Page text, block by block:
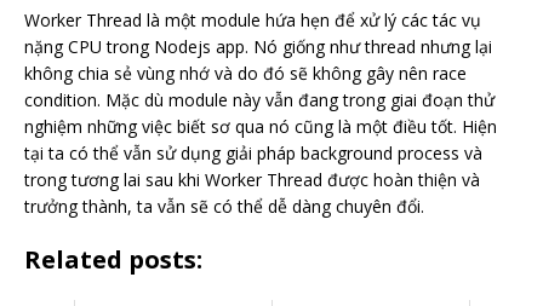
Worker Thread là một module hứa hẹn để xử lý các tác vụ
nặng CPU trong Nodejs app. Nó giống như thread nhưng lại
không chia sẻ vùng nhớ và do đó sẽ không gây nên race
condition. Mặc dù module này vẫn đang trong giai đoạn thử
nghiệm những việc biết sơ qua nó cũng là một điều tốt. Hiện
tại ta có thể vẫn sử dụng giải pháp background process và
trong tương lai sau khi Worker Thread được hoàn thiện và
trưởng thành, ta vẫn sẽ có thể dễ dàng chuyên đổi.
Related posts: